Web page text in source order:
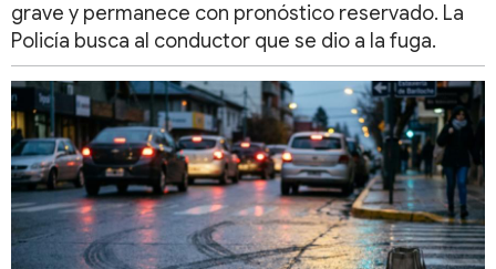
grave y permanece con pronóstico reservado. La
Policía busca al conductor que se dio a la fuga.